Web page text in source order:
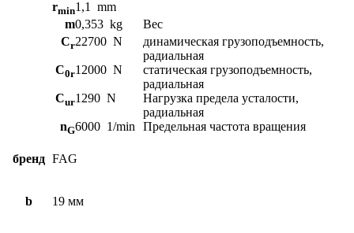
rmin1,1
mm
m0,353 kg
Вес
Cr22700 N
динамическая грузоподъемность,
радиальная
C0r12000 N
статическая грузоподъемность,
радиальная
Cur1290 N
Нагрузка предела усталости,
радиальная
nG6000 1/min Предельная частота вращения
бренд FAG
b 19 мм